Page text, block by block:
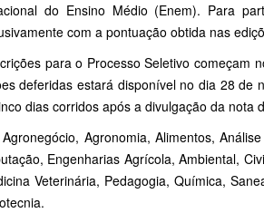
do Ensino Médio (Enem). Para
com a pontuação obtida nas
para o Processo Seletivo começam
deferidas estará disponível no dia 28 de
dias corridos após a divulgação da nota
Agronomia, Alimentos,
Engenharias Agrícola, Ambiental,
Veterinária, Pedagogia, Química,